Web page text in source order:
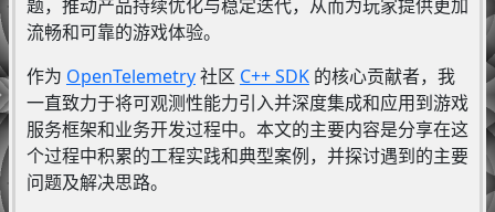
题，推动产品持续优化与稳定迭代，从而为玩家提供更加
流畅和可靠的游戏体验。
作为 OpenTelemetry社区 C++ SDK的核心贡献者，我
一直致力于将可观测性能力引入并深度集成和应用到游戏
服务框架和业务开发过程中。本文的主要内容是分享在这
个过程中积累的工程实践和典型案例，并探讨遇到的主要
问题及解决思路。